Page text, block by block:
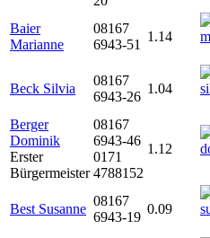
Baier
Marianne
08167
6943-51
1.14
Beck Silvia
08167
6943-26
1.04
Berger
Dominik
Erster
Bürgermeister
08167
6943-46
0171
4788152
1.12
Best Susanne
08167
6943-19
0.09